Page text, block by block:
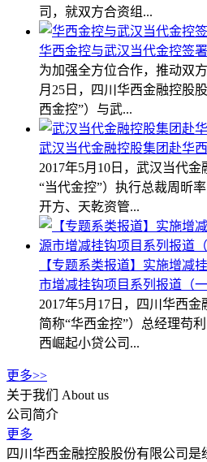
司，就双方合资组...
华西金控与武汉当代金控签
为加强全方位合作，推动双
月25日，四川华西金融控股
西金控”）与武...
武汉当代金融控股集团赴华
2017年5月10日，武汉当代
“当代金控”）执行总裁周昕
开方、天乾资管...
【专题系类报道】实施增
市增减挂钩项目系列报道（一
2017年5月17日，四川华西
简称“华西金控”）总经理苟
西崛起小贷公司...
更多>>
关于我们
About us
公司简介
更多
四川华西金融控股股份有限公司